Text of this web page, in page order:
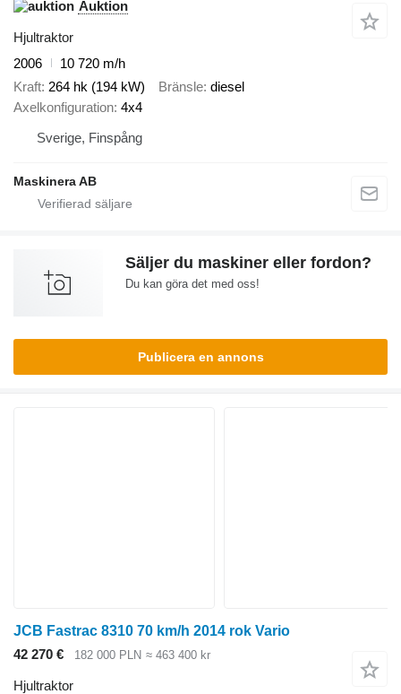
Auktion
Hjultraktor
2006
10 720 m/h
Kraft 264 hk (194 kW) Bränsle diesel
Axelkonfiguration 4x4
Sverige, Finspång
Maskinera AB
Säljer du maskiner eller fordon?
Du kan göra det med oss!
Publicera en annons
JCB Fastrac 8310 70 km/h 2014 rok Vario
42 270 €
182 000 PLN ≈ 463 400 kr
Hjultraktor